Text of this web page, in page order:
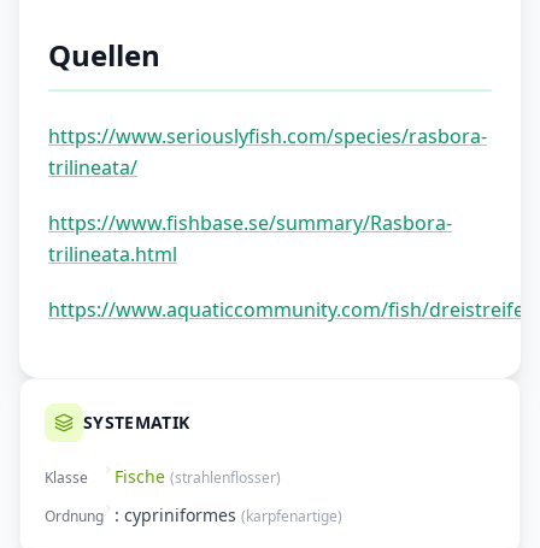
Quellen
https://www.seriouslyfish.com/species/rasbora-
trilineata/
https://www.fishbase.se/summary/Rasbora-
trilineata.html
https://www.aquaticcommunity.com/fish/
SYSTEMATIK
Klasse Fische (strahlenflosser)
Ordnung : cypriniformes (karpfenartige)